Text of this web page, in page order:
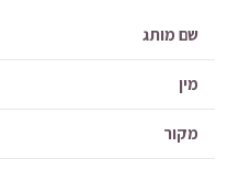
שם מותג
מין
מקור